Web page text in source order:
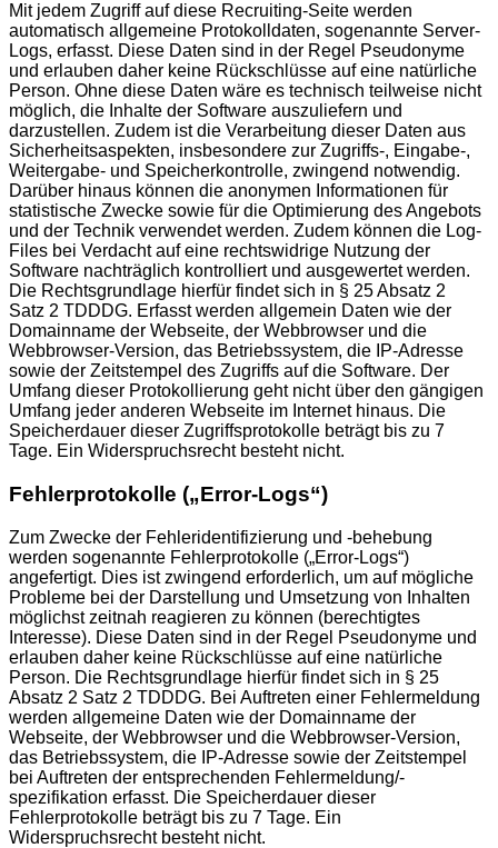
Mit jedem Zugriff auf diese Recruiting-Seite werden
automatisch allgemeine Protokolldaten, sogenannte Server-
Logs, erfasst. Diese Daten sind in der Regel Pseudonyme
und erlauben daher keine Rückschlüsse auf eine natürliche
Person. Ohne diese Daten wäre es technisch teilweise nicht
möglich, die Inhalte der Software auszuliefern und
darzustellen. Zudem ist die Verarbeitung dieser Daten aus
Sicherheitsaspekten, insbesondere zur Zugriffs-, Eingabe-,
Weitergabe- und Speicherkontrolle, zwingend notwendig.
Darüber hinaus können die anonymen Informationen für
statistische Zwecke sowie für die Optimierung des Angebots
und der Technik verwendet werden. Zudem können die Log-
Files bei Verdacht auf eine rechtswidrige Nutzung der
Software nachträglich kontrolliert und ausgewertet werden.
Die Rechtsgrundlage hierfür findet sich in § 25 Absatz 2
Satz 2 TDDDG. Erfasst werden allgemein Daten wie der
Domainname der Webseite, der Webbrowser und die
Webbrowser-Version, das Betriebssystem, die IP-Adresse
sowie der Zeitstempel des Zugriffs auf die Software. Der
Umfang dieser Protokollierung geht nicht über den gängigen
Umfang jeder anderen Webseite im Internet hinaus. Die
Speicherdauer dieser Zugriffsprotokolle beträgt bis zu 7
Tage. Ein Widerspruchsrecht besteht nicht.
Fehlerprotokolle („Error-Logs“)
Zum Zwecke der Fehleridentifizierung und -behebung
werden sogenannte Fehlerprotokolle („Error-Logs“)
angefertigt. Dies ist zwingend erforderlich, um auf mögliche
Probleme bei der Darstellung und Umsetzung von Inhalten
möglichst zeitnah reagieren zu können (berechtigtes
Interesse). Diese Daten sind in der Regel Pseudonyme und
erlauben daher keine Rückschlüsse auf eine natürliche
Person. Die Rechtsgrundlage hierfür findet sich in § 25
Absatz 2 Satz 2 TDDDG. Bei Auftreten einer Fehlermeldung
werden allgemeine Daten wie der Domainname der
Webseite, der Webbrowser und die Webbrowser-Version,
das Betriebssystem, die IP-Adresse sowie der Zeitstempel
bei Auftreten der entsprechenden Fehlermeldung/-
spezifikation erfasst. Die Speicherdauer dieser
Fehlerprotokolle beträgt bis zu 7 Tage. Ein
Widerspruchsrecht besteht nicht.